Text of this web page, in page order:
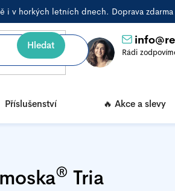
i v horkých letních dnech. Doprava
Hledat info@
Příslušenství 🔥 Akce a slevy
® Tria